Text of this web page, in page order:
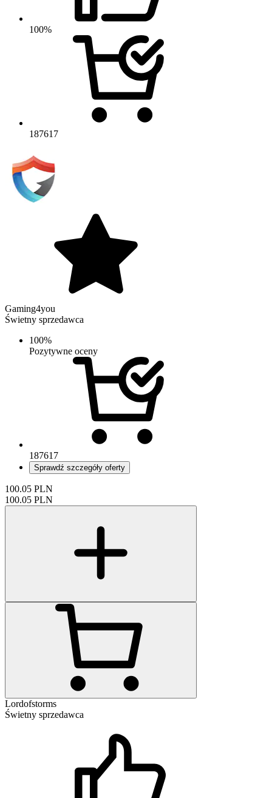
100%
187617
Gaming4you
Świetny sprzedawca
100%
Pozytywne oceny
187617
Sprawdź szczegóły oferty
100.05 PLN
100.05 PLN
Lordofstorms
Świetny sprzedawca